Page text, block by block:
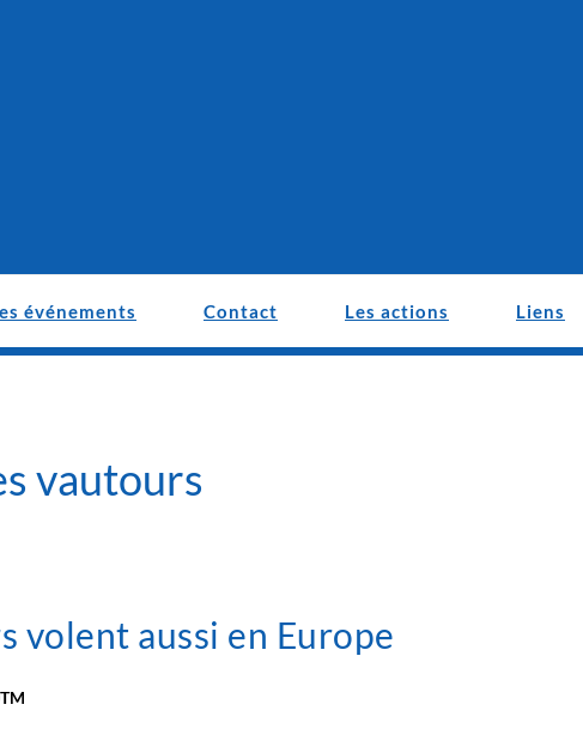
événements Contact Les actions Liens
vautours
volent aussi en Europe